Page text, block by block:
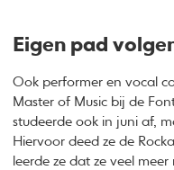
Eigen pad
Ook performer en vocal
Master of Music bij de
studeerde ook in juni af,
Hiervoor deed ze de
leerde ze dat ze veel